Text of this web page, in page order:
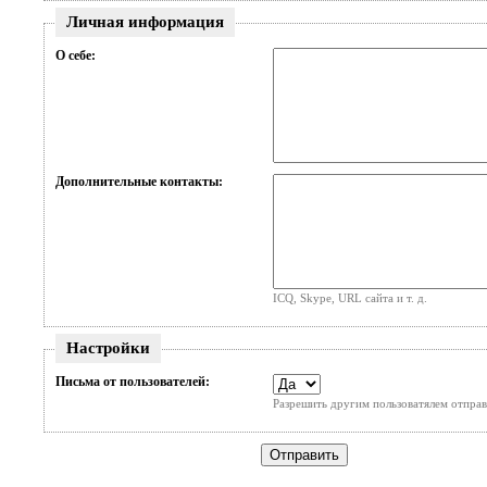
Личная информация
О себе:
Дополнительные контакты:
ICQ, Skype, URL сайта и т. д.
Настройки
Письма от пользователей:
Разрешить другим пользоватялем